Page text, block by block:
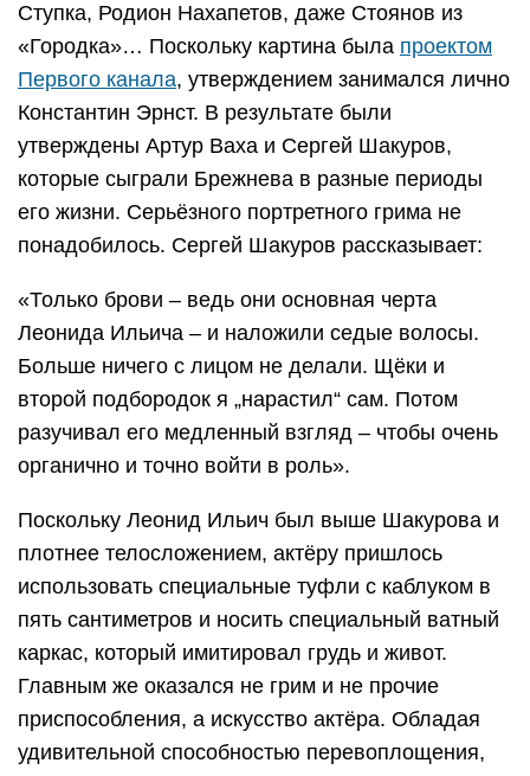
Ступка, Родион Нахапетов, даже Стоянов из
«Городка»… Поскольку картина была проектом
Первого канала, утверждением занимался лично
Константин Эрнст. В результате были
утверждены Артур Ваха и Сергей Шакуров,
которые сыграли Брежнева в разные периоды
его жизни. Серьёзного портретного грима не
понадобилось. Сергей Шакуров рассказывает:
«Только брови – ведь они основная черта
Леонида Ильича – и наложили седые волосы.
Больше ничего с лицом не делали. Щёки и
второй подбородок я „нарастил“ сам. Потом
разучивал его медленный взгляд – чтобы очень
органично и точно войти в роль».
Поскольку Леонид Ильич был выше Шакурова и
плотнее телосложением, актёру пришлось
использовать специальные туфли с каблуком в
пять сантиметров и носить специальный ватный
каркас, который имитировал грудь и живот.
Главным же оказался не грим и не прочие
приспособления, а искусство актёра. Обладая
удивительной способностью перевоплощения,